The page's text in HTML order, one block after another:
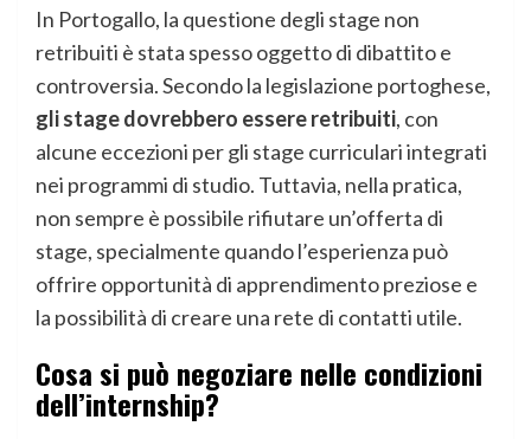
In Portogallo, la questione degli stage non
retribuiti è stata spesso oggetto di dibattito e
controversia. Secondo la legislazione portoghese,
gli stage dovrebbero essere retribuiti, con
alcune eccezioni per gli stage curriculari integrati
nei programmi di studio. Tuttavia, nella pratica,
non sempre è possibile rifiutare un’offerta di
stage, specialmente quando l’esperienza può
offrire opportunità di apprendimento preziose e
la possibilità di creare una rete di contatti utile.
Cosa si può negoziare nelle condizioni
dell’internship?